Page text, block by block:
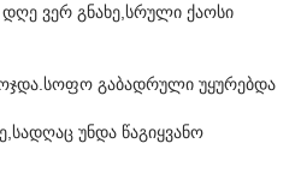
ვერ გნახე,სრული ქაოსი
გაბადრული უყურებდა
უნდა წაგიყვანო